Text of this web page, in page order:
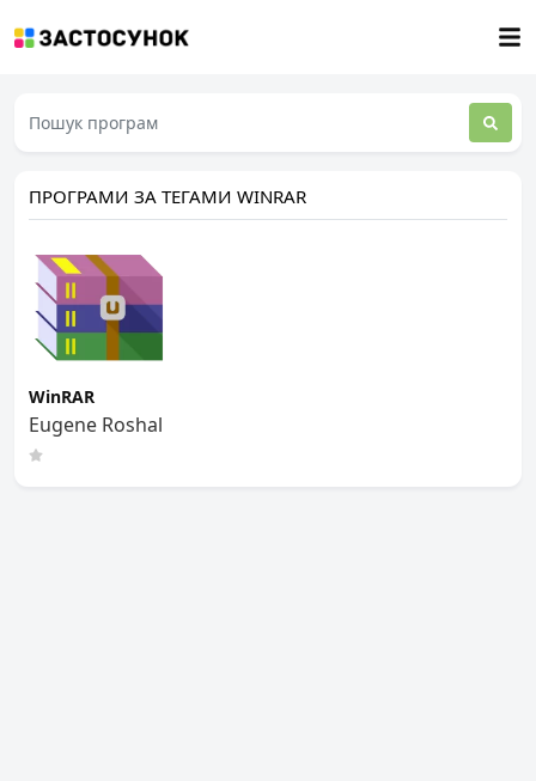
ПРОГРАМИ ЗА ТЕГАМИ WINRAR
WinRAR
Eugene Roshal